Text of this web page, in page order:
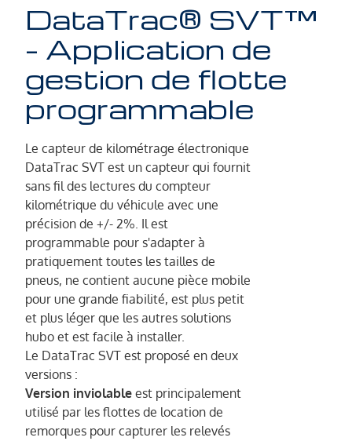
DataTrac® SVT™
– Application de
gestion de flotte
programmable
Le capteur de kilométrage électronique
DataTrac SVT est un capteur qui fournit
sans fil des lectures du compteur
kilométrique du véhicule avec une
précision de +/- 2%. Il est
programmable pour s'adapter à
pratiquement toutes les tailles de
pneus, ne contient aucune pièce mobile
pour une grande fiabilité, est plus petit
et plus léger que les autres solutions
hubo et est facile à installer.
Le DataTrac SVT est proposé en deux
versions :
Version inviolable est principalement
utilisé par les flottes de location de
remorques pour capturer les relevés